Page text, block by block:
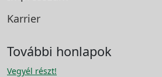
Karrier
További honlapok
Vegyél részt!